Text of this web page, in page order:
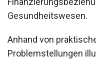
Gesundheitswesen.
Anhand von
Problemstellungen